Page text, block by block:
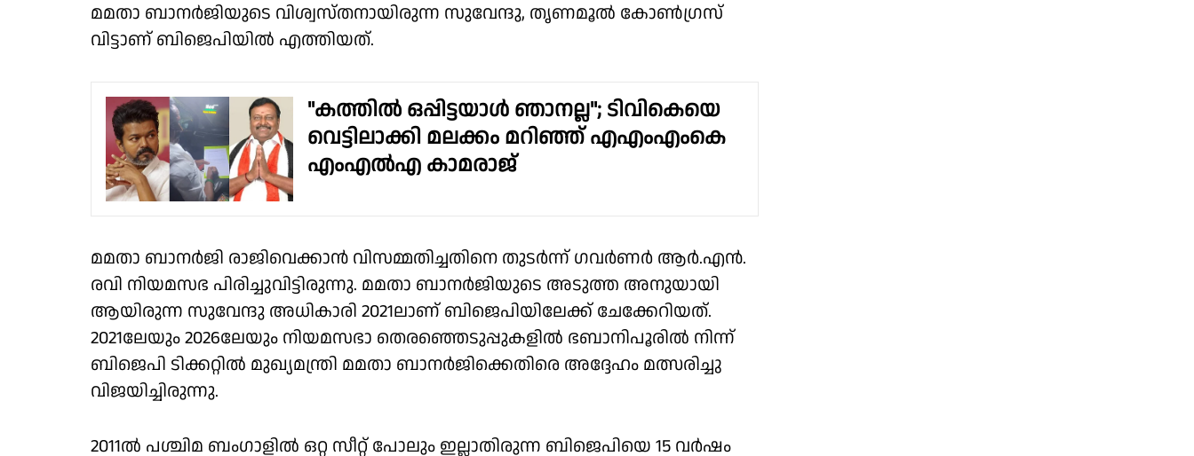
മമതാ ബാനർജിയുടെ വിശ്വസ്തനായിരുന്ന സുവേന്ദു, തൃണമൂൽ കോൺഗ്രസ്
വിട്ടാണ് ബിജെപിയിൽ എത്തിയത്.
"കത്തിൽ ഒപ്പിട്ടയാൾ ഞാനല്ല"; ടിവികെയെ
വെട്ടിലാക്കി മലക്കം മറിഞ്ഞ് എഎംഎംകെ
എംഎൽഎ കാമരാജ്
മമതാ ബാനര്‍ജി രാജിവെക്കാന്‍ വിസമ്മതിച്ചതിനെ തുടര്‍ന്ന് ഗവര്‍ണര്‍ ആര്‍.എന്‍.
രവി നിയമസഭ പിരിച്ചുവിട്ടിരുന്നു. മമതാ ബാനര്‍ജിയുടെ അടുത്ത അനുയായി
ആയിരുന്ന സുവേന്ദു അധികാരി 2021ലാണ് ബിജെപിയിലേക്ക് ചേക്കേറിയത്.
2021ലേയും 2026ലേയും നിയമസഭാ തെരഞ്ഞെടുപ്പുകളിൽ ഭബാനിപൂരില്‍ നിന്ന്
ബിജെപി ടിക്കറ്റില്‍ മുഖ്യമന്ത്രി മമതാ ബാനര്‍ജിക്കെതിരെ അദ്ദേഹം മത്സരിച്ചു
വിജയിച്ചിരുന്നു.
2011ല്‍ പശ്ചിമ ബംഗാളില്‍ ഒറ്റ സീറ്റ് പോലും ഇല്ലാതിരുന്ന ബിജെപിയെ 15 വര്‍ഷം